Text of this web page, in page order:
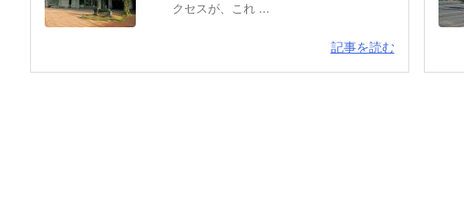
クセスが、これ ...
記事を読む